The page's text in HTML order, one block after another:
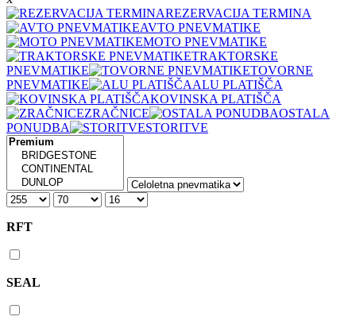
REZERVACIJA TERMINA
AVTO PNEVMATIKE
MOTO PNEVMATIKE
TRAKTORSKE
PNEVMATIKE
TOVORNE
PNEVMATIKE
ALU PLATIŠČA
KOVINSKA PLATIŠČA
ZRAČNICE
OSTALA
PONUDBA
STORITVE
RFT
SEAL